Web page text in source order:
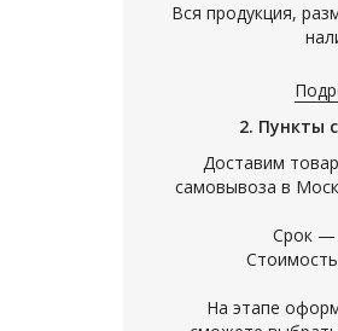
Вся продукция,
2. Пункты
Доставим
самовывоза в
Срок —
На этапе
Подарочная ручка с навершием
виде Атланта - громкий респект
человеку, на котором всё
Мотивирующий текст на корпусе.
Ручная работа. Подарочна